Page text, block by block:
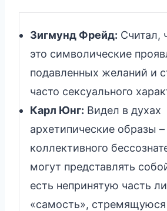
Зигмунд Фрейд: Считал,
это символические
подавленных желаний и
часто сексуального
Карл Юнг: Видел в духах
архетипические образы
коллективного
могут представлять
есть непринятую часть
«самость», стремящуюся